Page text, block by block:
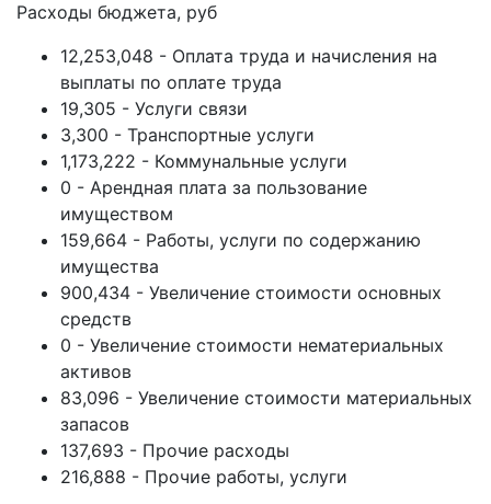
Расходы бюджета, руб
12,253,048 - Оплата труда и начисления на
выплаты по оплате труда
19,305 - Услуги связи
3,300 - Транспортные услуги
1,173,222 - Коммунальные услуги
0 - Арендная плата за пользование
имуществом
159,664 - Работы, услуги по содержанию
имущества
900,434 - Увеличение стоимости основных
средств
0 - Увеличение стоимости нематериальных
активов
83,096 - Увеличение стоимости материальных
запасов
137,693 - Прочие расходы
216,888 - Прочие работы, услуги